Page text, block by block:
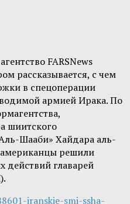
FARSNews
рассказывается, с чем
в спецоперации
армией Ирака. По
шиитского
Шааби» Хайдара аль-
решили
действий главарей
iranskie-smi-ssha-